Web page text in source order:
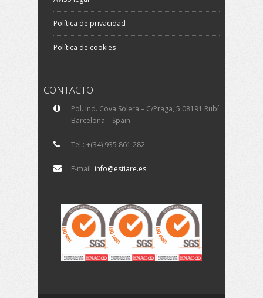
Política de privacidad
Política de cookies
CONTACTO
Pol. Ind. Cova Solera – C/Praga, 5 08191 Rubí
Barcelona – Spain
Tel.: +(34) 935 861 282
E-mail: info@estiare.es